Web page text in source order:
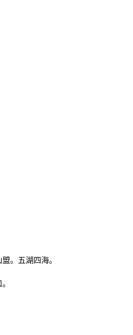
。五湖四海。